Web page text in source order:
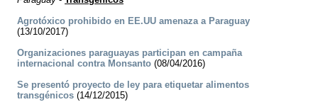
Agrotóxico prohibido en EE.UU amenaza a Paraguay
(13/10/2017)
Organizaciones paraguayas participan en campaña
internacional contra Monsanto (08/04/2016)
Se presentó proyecto de ley para etiquetar alimentos
transgénicos (14/12/2015)